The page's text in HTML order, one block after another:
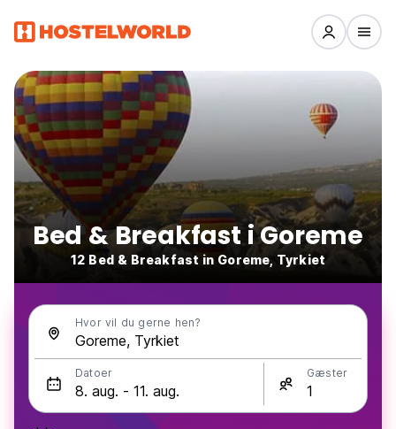
Bed & Breakfast i Goreme
12 Bed & Breakfast in Goreme, Tyrkiet
Hvor vil du gerne hen?
Datoer Gæster